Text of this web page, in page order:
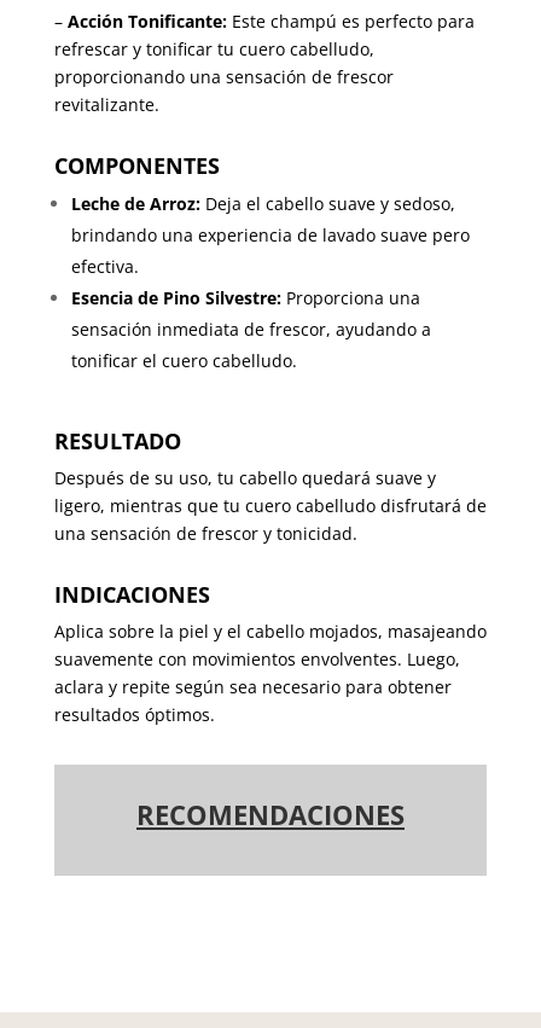
– Acción Tonificante:Este champú es perfecto para
refrescar y tonificar tu cuero cabelludo,
proporcionando una sensación de frescor
revitalizante.
COMPONENTES
Leche de Arroz:Deja el cabello suave y sedoso,
brindando una experiencia de lavado suave pero
efectiva.
Esencia de Pino Silvestre:Proporciona una
sensación inmediata de frescor, ayudando a
tonificar el cuero cabelludo.
RESULTADO
Después de su uso, tu cabello quedará suave y
ligero, mientras que tu cuero cabelludo disfrutará de
una sensación de frescor y tonicidad.
INDICACIONES
Aplica sobre la piel y el cabello mojados, masajeando
suavemente con movimientos envolventes. Luego,
aclara y repite según sea necesario para obtener
resultados óptimos.
RECOMENDACIONES